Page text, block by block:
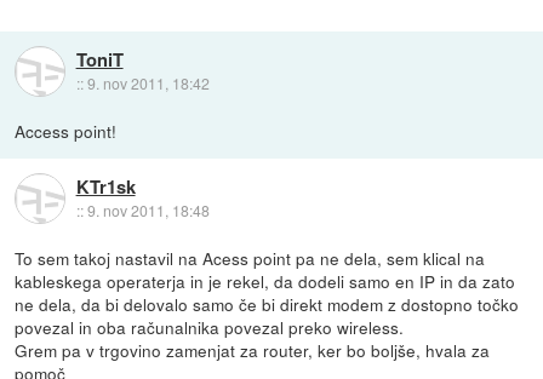
ToniT
::9. nov 2011, 18:42
Access point!
KTr1sk
::9. nov 2011, 18:48
To sem takoj nastavil na Acess point pa ne dela, sem klical na
kableskega operaterja in je rekel, da dodeli samo en IP in da zato
ne dela, da bi delovalo samo če bi direkt modem z dostopno točko
povezal in oba računalnika povezal preko wireless.
Grem pa v trgovino zamenjat za router, ker bo boljše, hvala za
pomoč